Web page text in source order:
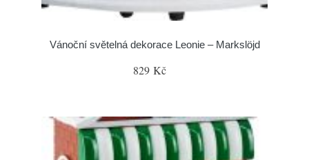
Vánoční světelná dekorace Leonie – Markslöjd
829 Kč